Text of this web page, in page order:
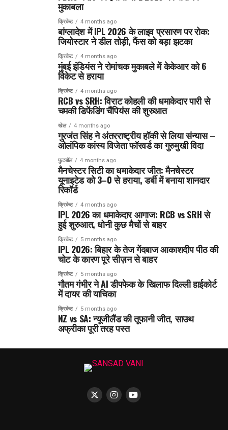
मुकाबला
क्रिकेट 4 months ago
बांग्लादेश में IPL 2026 के लाइव प्रसारण पर रोक:
जियोस्टार ने डील तोड़ी, फैंस को बड़ा झटका
क्रिकेट 4 months ago
मुंबई इंडियंस ने रोमांचक मुकाबले में केकेआर को 6
विकेट से हराया
क्रिकेट 4 months ago
RCB vs SRH: विराट कोहली की धमाकेदार पारी से
चमकी डिफेंडिंग चैंपियंस की शुरुआत
खेल 4 months ago
गुरजंत सिंह ने अंतरराष्ट्रीय हॉकी से लिया संन्यास –
ओलंपिक कांस्य विजेता फॉरवर्ड का गुरुमुखी विदा
फुटबॉल 4 months ago
मैनचेस्टर सिटी का धमाकेदार जीत: मैनचेस्टर
यूनाइटेड को 3–0 से हराया, डर्बी में बनाया शानदार
रिकॉर्ड
क्रिकेट 4 months ago
IPL 2026 का धमाकेदार आगाज: RCB vs SRH से
हुई शुरुआत, धोनी कुछ मैचों से बाहर
क्रिकेट 5 months ago
IPL 2026: बिहार के तेज गेंदबाज आकाशदीप पीठ की
चोट के कारण पूरे सीज़न से बाहर
क्रिकेट 5 months ago
गौतम गंभीर ने AI डीपफेक के खिलाफ दिल्ली हाईकोर्ट
में दायर की याचिका
क्रिकेट 5 months ago
NZ vs SA: न्यूजीलैंड की तूफानी जीत, साउथ
अफ्रीका पूरी तरह पस्त